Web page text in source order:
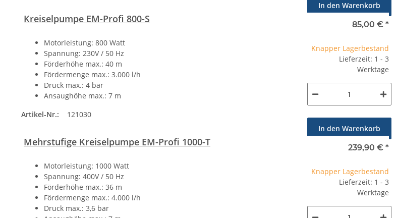
In den Warenkorb
Kreiselpumpe EM-Profi 800-S
Motorleistung: 800 Watt
Spannung: 230V / 50 Hz
Förderhöhe max.: 40 m
Fördermenge max.: 3.000 l/h
Druck max.: 4 bar
Ansaughöhe max.: 7 m
Artikel-Nr.:
121030
85,00 € *
Knapper Lagerbestand
Lieferzeit: 1 - 3
Werktage
In den Warenkorb
Mehrstufige Kreiselpumpe EM-Profi 1000-T
Motorleistung: 1000 Watt
Spannung: 400V / 50 Hz
Förderhöhe max.: 36 m
Fördermenge max.: 4.000 l/h
Druck max.: 3,6 bar
239,90 € *
Knapper Lagerbestand
Lieferzeit: 1 - 3
Werktage